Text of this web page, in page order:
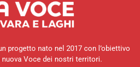
progetto nato nel 2017 con l’obiettivo
Voce dei nostri territori.